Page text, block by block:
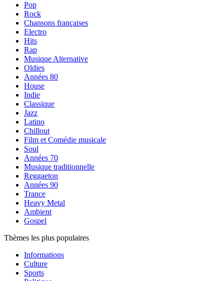
Pop
Rock
Chansons françaises
Electro
Hits
Rap
Musique Alternative
Oldies
Années 80
House
Indie
Classique
Jazz
Latino
Chillout
Film et Comédie musicale
Soul
Années 70
Musique traditionnelle
Reggaeton
Années 90
Trance
Heavy Metal
Ambient
Gospel
Thèmes les plus populaires
Informations
Culture
Sports